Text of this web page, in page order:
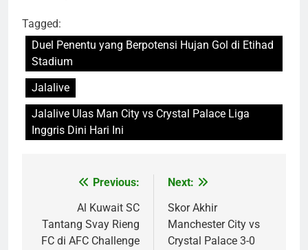
Tagged:
Duel Penentu yang Berpotensi Hujan Gol di Etihad
Stadium
Jalalive
Jalalive Ulas Man City vs Crystal Palace Liga
Inggris Dini Hari Ini
navigation
Previous:
Al Kuwait SC
Tantang Svay Rieng
FC di AFC Challenge
Next:
Skor Akhir
Manchester City vs
Crystal Palace 3-0